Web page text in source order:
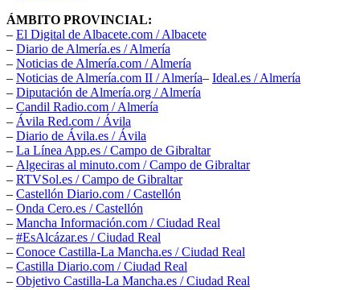
ÁMBITO PROVINCIAL:
– El Digital de Albacete.com / Albacete
– Diario de Almería.es / Almería
– Noticias de Almería.com / Almería
– Noticias de Almería.com II / Almería– Ideal.es / Almería
– Diputación de Almería.org / Almería
– Candil Radio.com / Almería
– Ávila Red.com / Ávila
– Diario de Ávila.es / Ávila
– La Línea App.es / Campo de Gibraltar
– Algeciras al minuto.com / Campo de Gibraltar
– RTVSol.es / Campo de Gibraltar
– Castellón Diario.com / Castellón
– Onda Cero.es / Castellón
– Mancha Información.com / Ciudad Real
– #EsAlcázar.es / Ciudad Real
– Conoce Castilla-La Mancha.es / Ciudad Real
– Castilla Diario.com / Ciudad Real
– Objetivo Castilla-La Mancha.es / Ciudad Real